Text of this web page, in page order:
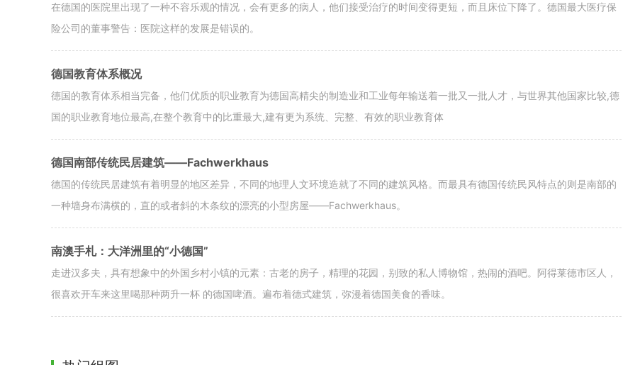
在德国的医院里出现了一种不容乐观的情况，会有更多的病人，他们接受治疗的时间变得更短，而且床位下降了。德国最大医疗保
险公司的董事警告：医院这样的发展是错误的。
德国教育体系概况
德国的教育体系相当完备，他们优质的职业教育为德国高精尖的制造业和工业每年输送着一批又一批人才，与世界其他国家比较,德
国的职业教育地位最高,在整个教育中的比重最大,建有更为系统、完整、有效的职业教育体
德国南部传统民居建筑——Fachwerkhaus
德国的传统民居建筑有着明显的地区差异，不同的地理人文环境造就了不同的建筑风格。而最具有德国传统民风特点的则是南部的
一种墙身布满横的，直的或者斜的木条纹的漂亮的小型房屋——Fachwerkhaus。
南澳手札：大洋洲里的“小德国”
走进汉多夫，具有想象中的外国乡村小镇的元素：古老的房子，精理的花园，别致的私人博物馆，热闹的酒吧。阿得莱德市区人，
很喜欢开车来这里喝那种两升一杯 的德国啤酒。遍布着德式建筑，弥漫着德国美食的香味。